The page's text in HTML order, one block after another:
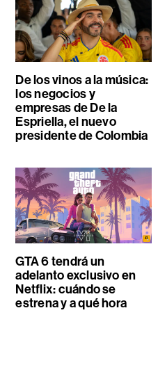
De los vinos a la música:
los negocios y
empresas de De la
Espriella, el nuevo
presidente de Colombia
GTA 6 tendrá un
adelanto exclusivo en
Netflix: cuándo se
estrena y a qué hora